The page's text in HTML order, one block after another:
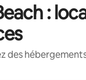
:
des